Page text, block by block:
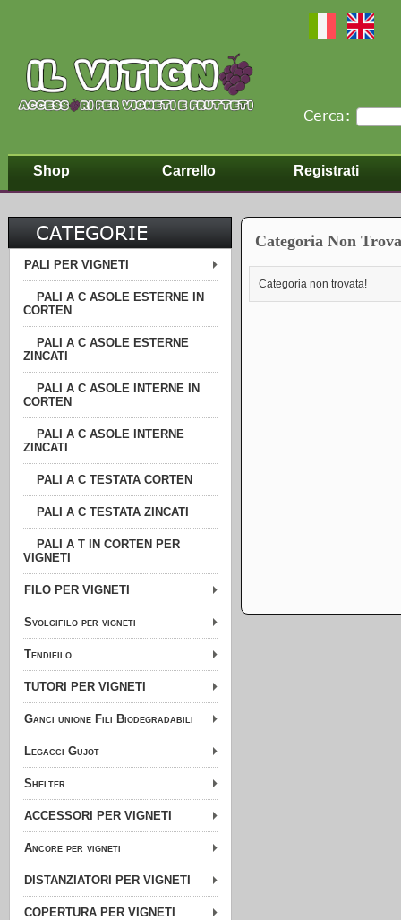
Cerca:
Shop Carrello Registrati
CATEGORIE
PALI PER VIGNETI
PALI A C ASOLE ESTERNE IN
CORTEN
PALI A C ASOLE ESTERNE
ZINCATI
PALI A C ASOLE INTERNE IN
CORTEN
PALI A C ASOLE INTERNE
ZINCATI
PALI A C TESTATA CORTEN
PALI A C TESTATA ZINCATI
PALI A T IN CORTEN PER
VIGNETI
FILO PER VIGNETI
Svolgifilo per vigneti
Tendifilo
TUTORI PER VIGNETI
Ganci unione Fili Biodegradabili
Legacci Gujot
Shelter
ACCESSORI PER VIGNETI
Ancore per vigneti
DISTANZIATORI PER VIGNETI
COPERTURA PER VIGNETI
Categoria Non
Categoria non trovata!